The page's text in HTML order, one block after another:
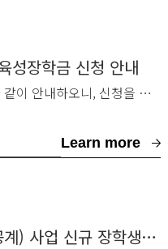
성장학금 신청 안내
융합인재육성장학금 신청을 다음과 같이 안내하오니, 신청을 희망하는 학생은 아래 내용을 확인
Learn more
2026년 박사우수장학금(이공계) 사업 신규 장학생 선발 안내